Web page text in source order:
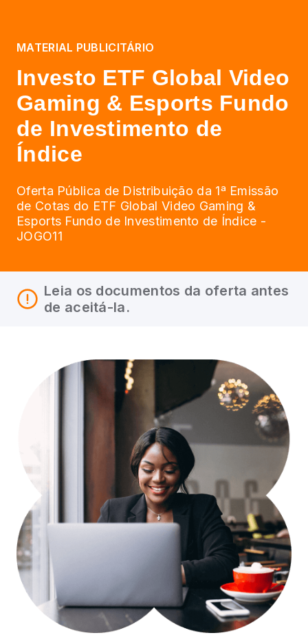
MATERIAL PUBLICITÁRIO
Investo ETF Global Video
Gaming & Esports Fundo
de Investimento de
Índice
Oferta Pública de Distribuição da 1ª Emissão
de Cotas do ETF Global Video Gaming &
Esports Fundo de Investimento de Índice -
JOGO11
Leia os documentos da oferta antes
de aceitá-la.